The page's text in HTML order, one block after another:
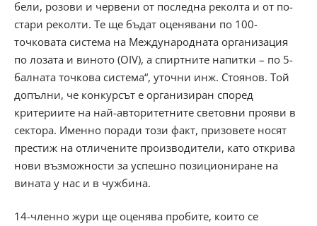
бели, розови и червени от последна реколта и от по-
стари реколти. Те ще бъдат оценявани по 100-
точковата система на Международната организация
по лозата и виното (OIV), а спиртните напитки – по 5-
балната точкова система“, уточни инж. Стоянов. Той
допълни, че конкурсът е организиран според
критериите на най-авторитетните световни прояви в
сектора. Именно поради този факт, призовете носят
престиж на отличените производители, като открива
нови възможности за успешно позициониране на
вината у нас и в чужбина.
14-членно жури ще оценява пробите, които се